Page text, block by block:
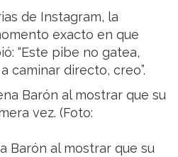
de Instagram, la
exacto en que
“Este pibe no gatea,
caminar directo, creo”.
Barón al mostrar que su